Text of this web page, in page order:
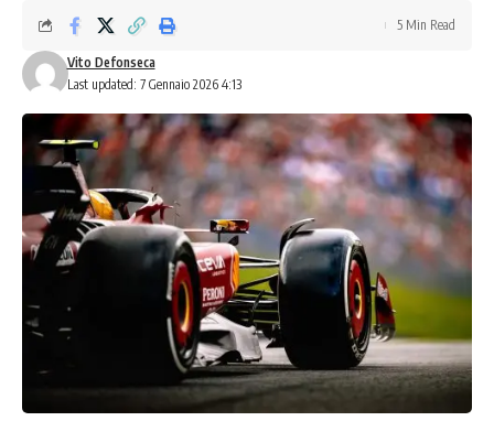
Last updated: 7 Gennaio 2026 4:13
Vito Defonseca
5 Min Read